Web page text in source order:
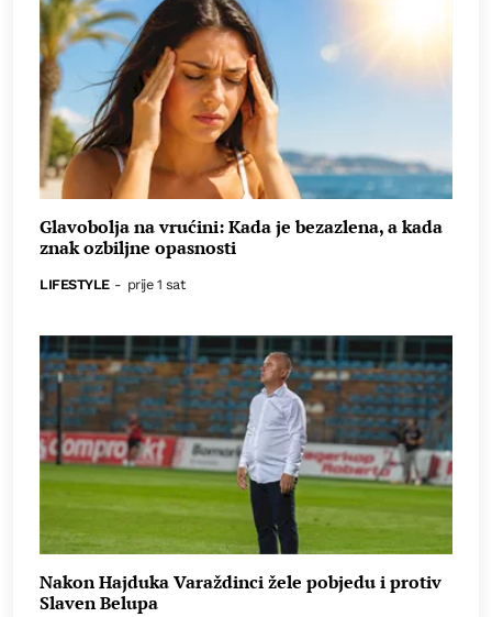
Glavobolja na vrućini: Kada je bezazlena, a kada
znak ozbiljne opasnosti
LIFESTYLE - prije 1 sat
Nakon Hajduka Varaždinci žele pobjedu i protiv
Slaven Belupa